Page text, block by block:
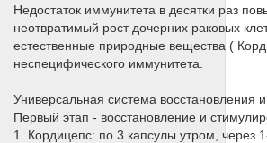
Недостаток иммунитета в десятки раз
неотвратимый рост дочерних раковых
естественные природные вещества (
неспецифического иммунитета.
Универсальная система
Первый этап - восстановление и
1. Кордицепс: по 3 капсулы утром,